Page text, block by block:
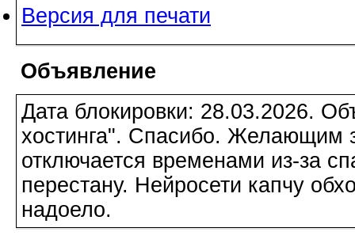
Версия для печати
Объявление
Дата блокировки: 28.03.2026.
хостинга". Спасибо. Желающим
отключается временами из-за
перестану. Нейросети капчу
надоело.